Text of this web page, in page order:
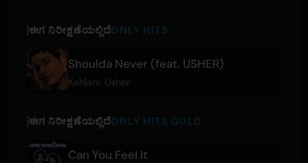
ಈಗ ನಿರೀಕ್ಷಣೆಯಲ್ಲಿದೆONLY HITS
Shoulda Never (feat. USHER)
Kehlani Usher
ಈಗ ನಿರೀಕ್ಷಣೆಯಲ್ಲಿದೆONLY HITS GOLD
Can You Feel It